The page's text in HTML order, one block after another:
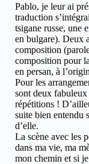
Pablo, je leur ai
traduction
tsigane russe, une
en bulgare). Deux
composition
composition pour
en persan, à
Pour les
sont deux fabuleux
répétitions !
suite bien entendu
d’elle.
La scène avec les
dans ma vie, ma
mon chemin et si